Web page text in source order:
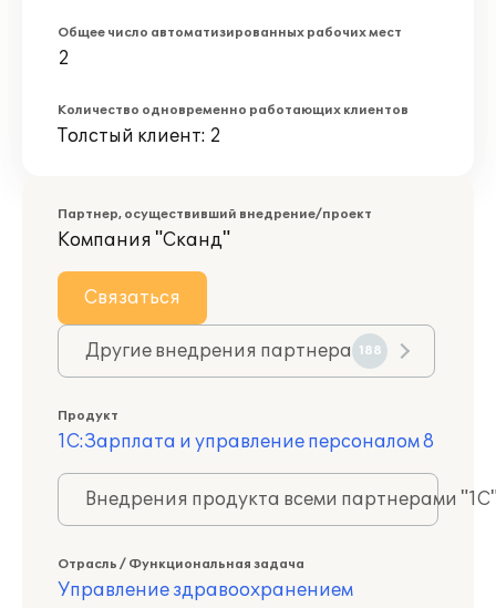
Общее число автоматизированных рабочих мест
2
Количество одновременно работающих клиентов
Толстый клиент: 2
Партнер, осуществивший внедрение/проект
Компания "Сканд"
Связаться
Другие внедрения партнера 188
Продукт
1С:Зарплата и управление персоналом 8
Внедрения продукта всеми партнерами
Отрасль / Функциональная задача
Управление здравоохранением